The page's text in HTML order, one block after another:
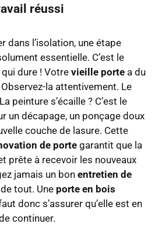
réussi
dans l’isolation, une étape
essentielle. C’est le
dure ! Votre vieille porte a du
Observez-la attentivement. Le
peinture s’écaille ? C’est le
un décapage, un ponçage doux
couche de lasure. Cette
de portegarantit que la
prête à recevoir les nouveaux
jamais un bon entretien de
tout. Une porte en bois
donc s’assurer qu’elle est en
continuer.